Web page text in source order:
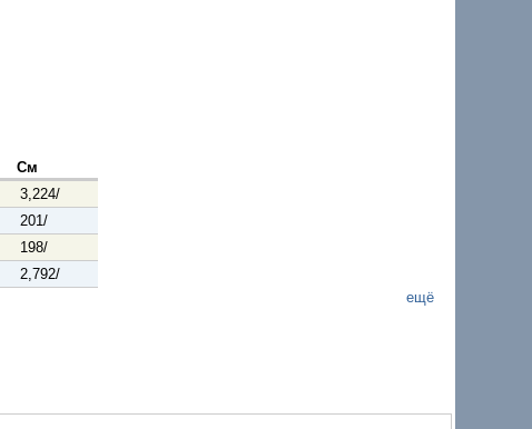
См
3,224/
201/
198/
2,792/
ещё